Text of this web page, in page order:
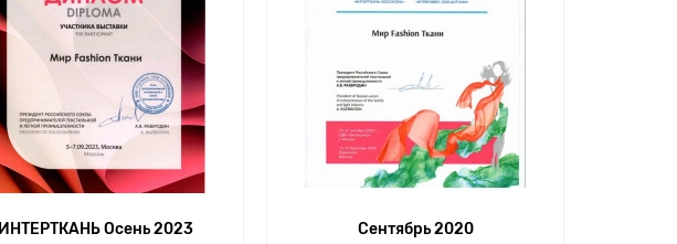
ИНТЕРТКАНЬ Осень 2023 Сентябрь 2020